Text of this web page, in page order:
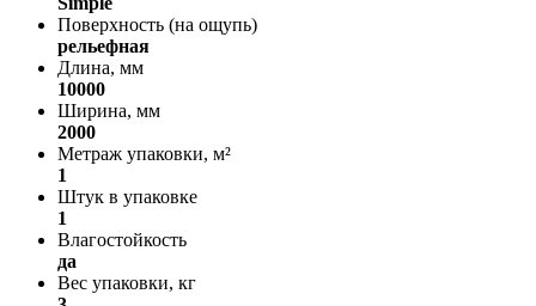
Поверхность (на ощупь)
рельефная
Длина, мм
10000
Ширина, мм
2000
Метраж упаковки, м²
1
Штук в упаковке
1
Влагостойкость
да
Вес упаковки, кг